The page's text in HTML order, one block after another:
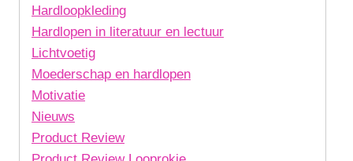
Hardloopkleding
Hardlopen in literatuur en lectuur
Lichtvoetig
Moederschap en hardlopen
Motivatie
Nieuws
Product Review